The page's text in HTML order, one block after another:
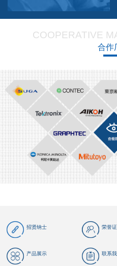
COOPERATIVE
合作
招贤纳士 荣誉
产品展示 联系